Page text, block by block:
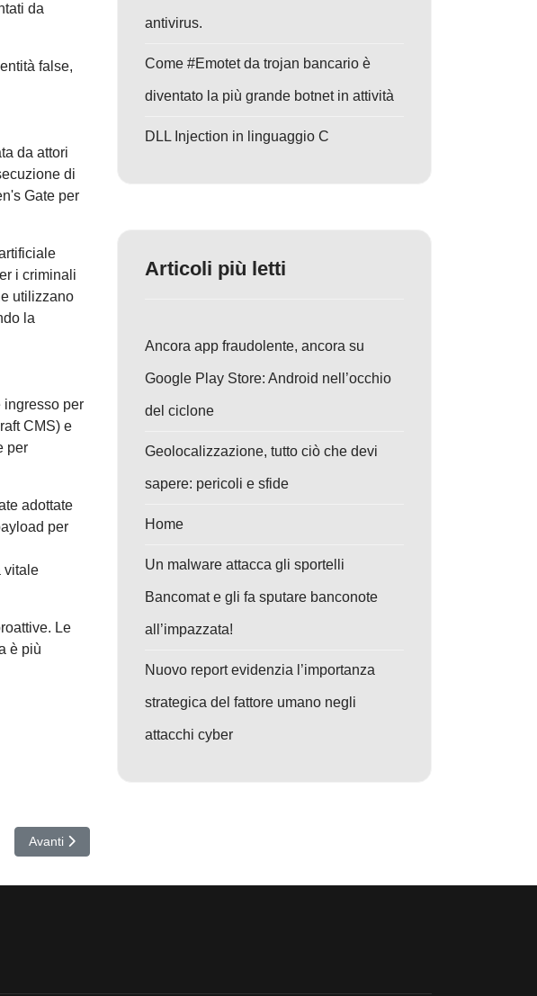
da
false,
da attori
di
Gate per
i criminali
utilizzano
la
ingresso per
CMS) e
per
adottate
per
vitale
Le
è più
e Devastanti
Articolo successivo: Attacco a xrpl.js: compromissione delle chiavi private in un
Avanti
antivirus.
Come #Emotet da trojan bancario è
diventato la più grande botnet in attività
DLL Injection in linguaggio C
Articoli più letti
Ancora app fraudolente, ancora su
Google Play Store: Android nell’occhio
del ciclone
Geolocalizzazione, tutto ciò che devi
sapere: pericoli e sfide
Home
Un malware attacca gli sportelli
Bancomat e gli fa sputare banconote
all’impazzata!
Nuovo report evidenzia l’importanza
strategica del fattore umano negli
attacchi cyber